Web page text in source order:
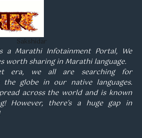
Sakshidar
Marathi Infotainment Portal, We
worth sharing in Marathi language.
era, we all are searching for
the globe in our native languages.
across the world and is known
However, there’s a huge gap in